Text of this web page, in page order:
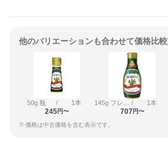
他のバリエーションも合わせて価格比較
50g 瓶 / 1本
245円〜
/ 1本
707円〜
※ 価格は中古価格を含む表示です。